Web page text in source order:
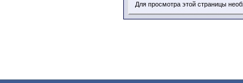
Для просмотра этой страницы